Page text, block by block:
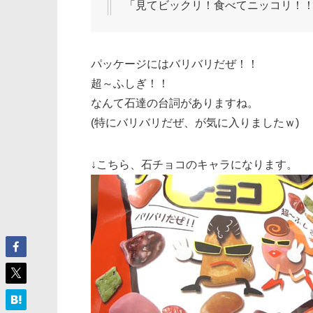
「見てビックリ！食べてニッコリ！
パッケージにはバリバリだぜ！！
超～ふしぎ！！
なんて石達の台詞がありますね。
(特にバリバリだぜ、が気に入りましたｗ)
↓こちら、石チョコのキャラになります。